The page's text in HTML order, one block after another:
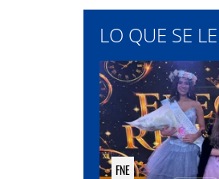
LO QUE SE
FNE